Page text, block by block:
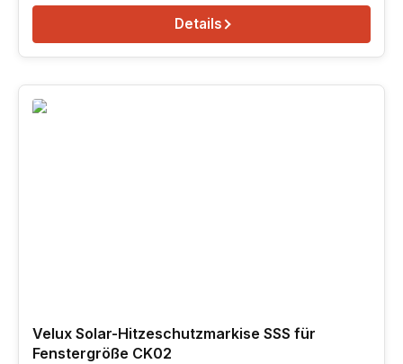
Details
Velux Solar-Hitzeschutzmarkise SSS für
Fenstergröße CK02